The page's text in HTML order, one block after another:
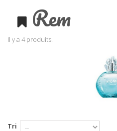
Rem
Il y a 4 produits.
Tri